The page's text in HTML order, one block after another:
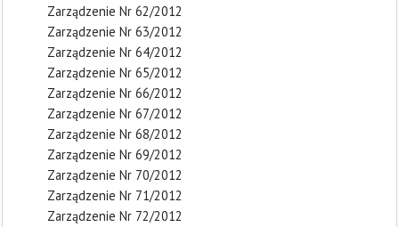
Zarządzenie Nr 62/2012
Zarządzenie Nr 63/2012
Zarządzenie Nr 64/2012
Zarządzenie Nr 65/2012
Zarządzenie Nr 66/2012
Zarządzenie Nr 67/2012
Zarządzenie Nr 68/2012
Zarządzenie Nr 69/2012
Zarządzenie Nr 70/2012
Zarządzenie Nr 71/2012
Zarządzenie Nr 72/2012